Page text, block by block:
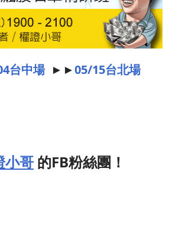
台中場►►05/15台北場
小哥 的FB粉絲團！